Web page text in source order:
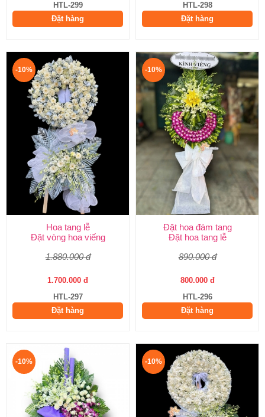
HTL-299
Đặt hàng
HTL-298
Đặt hàng
-10%
Hoa tang lễ
Đặt vòng hoa viếng
1.880.000 đ
1.700.000 đ
HTL-297
Đặt hàng
-10%
Đặt hoa đám tang
Đặt hoa tang lễ
890.000 đ
800.000 đ
HTL-296
Đặt hàng
-10% -10%